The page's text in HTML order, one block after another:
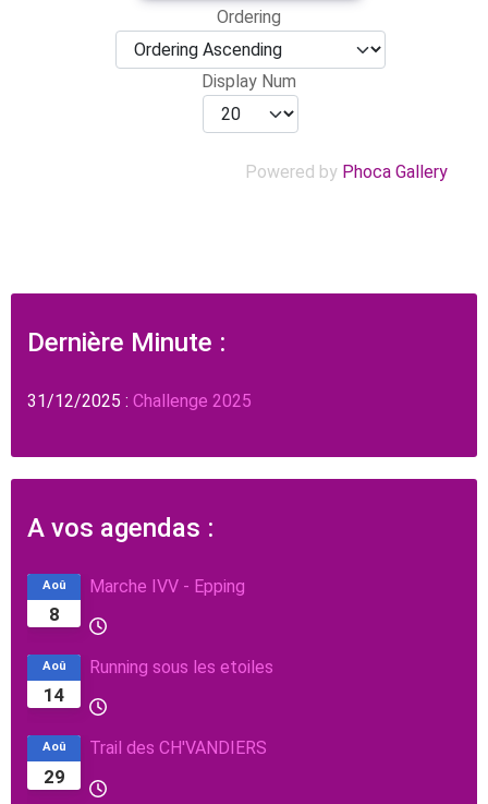
Ordering
Display Num
Powered by Phoca Gallery
Dernière Minute :
31/12/2025 : Challenge 2025
A vos agendas :
8
Aoû Marche IVV - Epping
14
Aoû Running sous les etoiles
29
Aoû Trail des CH'VANDIERS